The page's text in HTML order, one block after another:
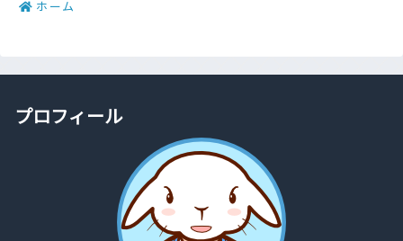
ホーム
プロフィール